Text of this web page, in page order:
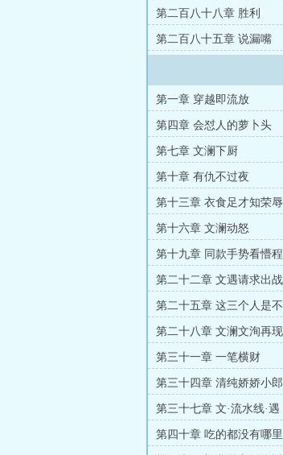
第二百八十八章 胜利
第二百八十五章 说漏嘴
第一章 穿越即流放
第四章 会怼人的萝卜头
第七章 文澜下厨
第十章 有仇不过夜
第十三章 衣食足才知荣辱
第十六章 文澜动怒
第十九章 同款手势看懵
第二十二章 文遇请求出战
第二十五章 这三个人是
第二十八章 文澜文洵再
第三十一章 一笔横财
第三十四章 清纯娇娇小
第三十七章 文·流水线·遇
第四十章 吃的都没有哪